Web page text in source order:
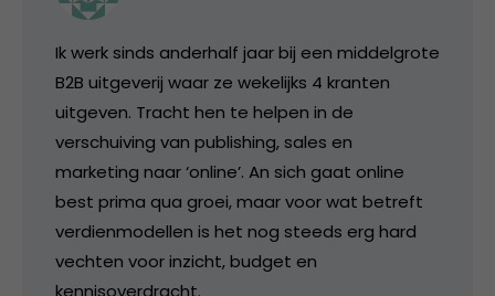
Ik werk sinds anderhalf jaar bij een middelgrote
B2B uitgeverij waar ze wekelijks 4 kranten
uitgeven. Tracht hen te helpen in de
verschuiving van publishing, sales en
marketing naar ‘online’. An sich gaat online
best prima qua groei, maar voor wat betreft
verdienmodellen is het nog steeds erg hard
vechten voor inzicht, budget en
kennisoverdracht.